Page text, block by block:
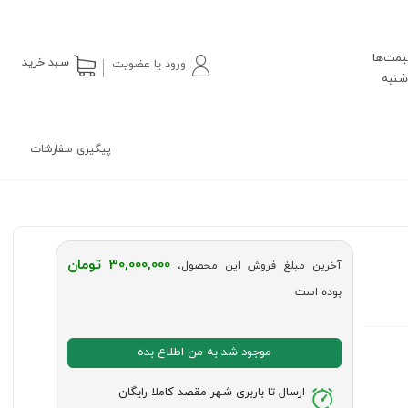
ورود یا عضویت سبد خرید
پیگیری سفارشات
آخرین مبلغ فروش این محصول، 30,000,000 تومان
بوده است
موجود شد به من اطلاع بده
ارسال تا باربری شهر مقصد کاملا رایگان